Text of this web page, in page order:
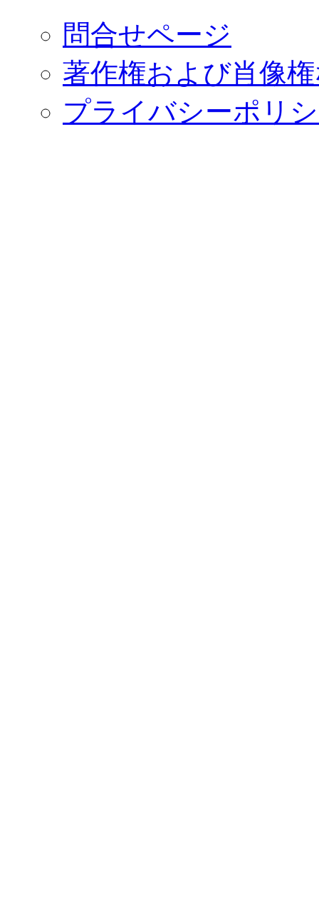
問合せページ
著作権および肖像
プライバシーポリ